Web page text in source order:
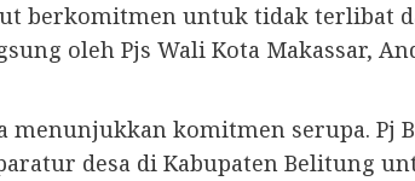
berkomitmen untuk tidak terlibat
oleh Pjs Wali Kota Makassar,
menunjukkan komitmen serupa. Pj
desa di Kabupaten Belitung